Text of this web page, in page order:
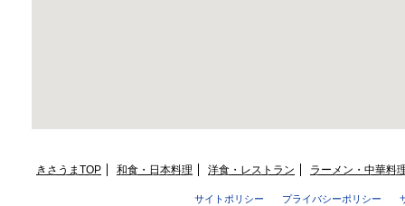
きさうまTOP 和食・日本料理 洋食・レストラン ラーメン・中華料
サイトポリシー プライバシーポリシー